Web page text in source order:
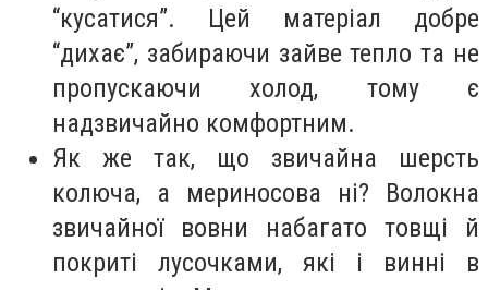
“кусатися”. Цей матеріал добре
“дихає”, забираючи зайве тепло та не
пропускаючи холод, тому є
надзвичайно комфортним.
Як же так, що звичайна шерсть
колюча, а мериносова ні? Волокна
звичайної вовни набагато товщі й
покриті лусочками, які і винні в